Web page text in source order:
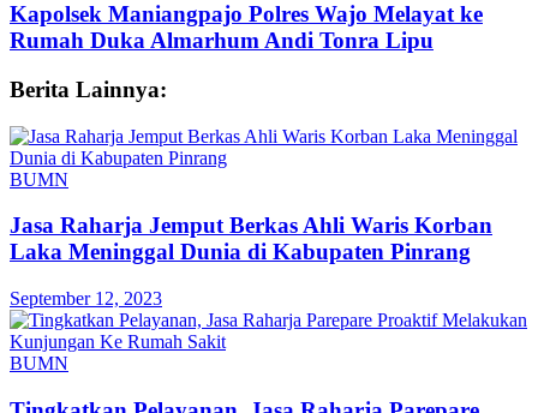
Kapolsek Maniangpajo Polres Wajo Melayat ke
Rumah Duka Almarhum Andi Tonra Lipu
Berita Lainnya:
BUMN
Jasa Raharja Jemput Berkas Ahli Waris Korban
Laka Meninggal Dunia di Kabupaten Pinrang
September 12, 2023
BUMN